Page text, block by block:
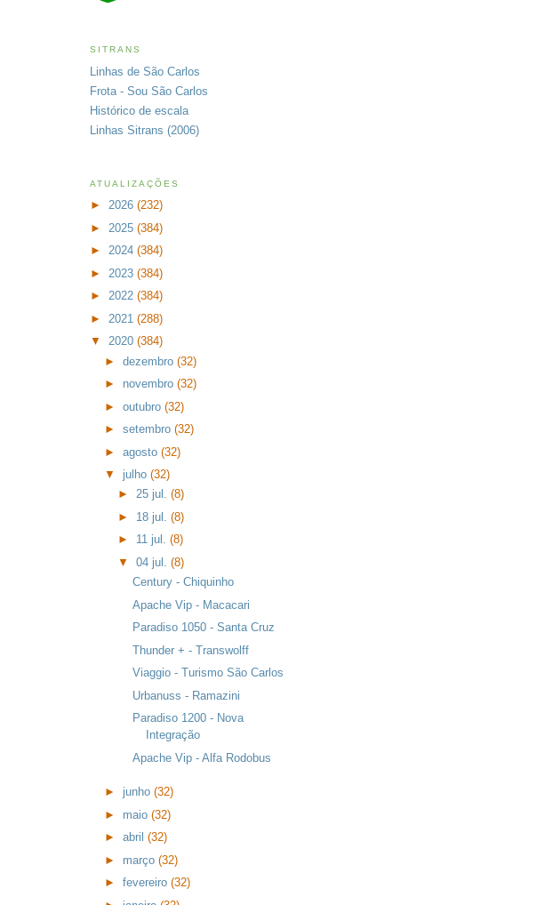
SITRANS
Linhas de São Carlos
Frota - Sou São Carlos
Histórico de escala
Linhas Sitrans (2006)
ATUALIZAÇÕES
► 2026 (232)
► 2025 (384)
► 2024 (384)
► 2023 (384)
► 2022 (384)
► 2021 (288)
▼ 2020 (384)
► dezembro (32)
► novembro (32)
► outubro (32)
► setembro (32)
► agosto (32)
▼ julho (32)
►25 jul.(8)
► 18 jul.(8)
► 11 jul.(8)
▼04 jul.(8)
Century - Chiquinho
Apache Vip - Macacari
Paradiso 1050 - Santa Cruz
Thunder + - Transwolff
Viaggio - Turismo São Carlos
Urbanuss - Ramazini
Paradiso 1200 - Nova
Integração
Apache Vip - Alfa Rodobus
► junho (32)
► maio (32)
► abril (32)
► março (32)
► fevereiro (32)